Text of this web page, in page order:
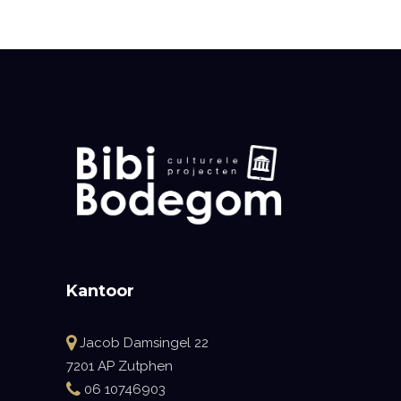
Kantoor
Jacob Damsingel 22
7201 AP Zutphen
06 10746903